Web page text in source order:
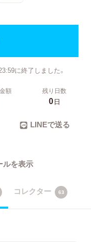
に終了しました。
額 残り日数
0日
LINEで送る
ルを表示
コレクター 63